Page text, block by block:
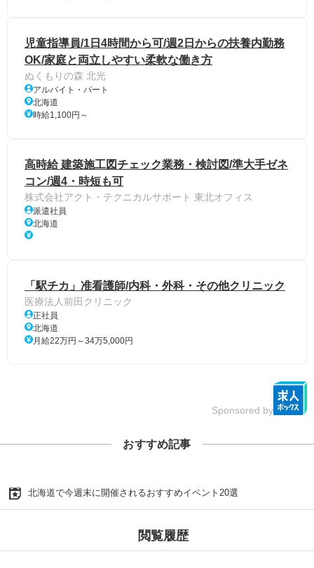
児童指導員/1日4時間から可/週2日からの扶養内勤務
OK/家庭と両立しやすい柔軟な働き方
ぬくもりの森 北光
アルバイト・パート
北海道
時給1,100円～
高時給 建築施工図チェック業務・検討図/準大手ゼネ
コン/週4・時短も可
株式会社アクト・テクニカルサポート 東北オフィス
派遣社員
北海道
「駅チカ」准看護師/内科・外科・その他クリニック
医療法人前田クリニック
正社員
北海道
月給22万円～34万5,000円
Sponsored by
おすすめ記事
北海道で今週末に開催されるおすすめイベント20選
閲覧履歴